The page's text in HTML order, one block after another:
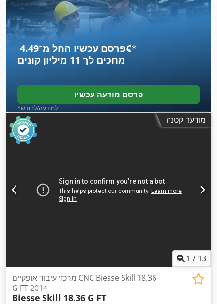
פרסם עכשיו החל מ־‏4.49 ‏€*
מחכים לך 11 מיליון קונים
פרסם מודעה עכשיו
*למודעה/לחודש
מודעה קטנה
1 / 13
מרכזי עיבוד אופקיים CNC Biesse Skill 18.36
G FT 2014
Biesse Skill 18.36 G FT